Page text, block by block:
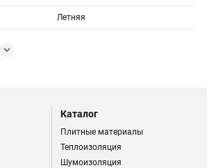
Летняя
Каталог
Плитные материалы
Теплоизоляция
Шумоизоляция